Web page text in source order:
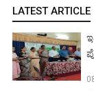
LATEST ARTICLE